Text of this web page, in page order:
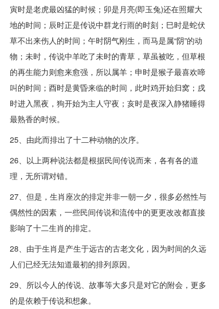
寅时是老虎最凶猛的时候；卯是月亮(即玉兔)还在照耀大
地的时间；辰时正是传说中群龙行雨的时刻；巳时是蛇伏
草不出来伤人的时间；午时阴气刚生，而马是属“阴”的动
物；未时，传说中羊吃了未时的青草，草虽被吃，但草根
的再生能力则愈来愈强，所以属羊；申时是猴子最喜欢啼
叫的时间；酉时是黄昏来临的时间，此时鸡开始归窝；戌
时进入黑夜，狗开始为主人守夜；亥时是夜深入静猪睡得
最熟香的时候。
25、由此而排出了十二种动物的次序。
26、以上两种说法都是根据民间传说而来，各有各的道
理，无所谓对错。
27、但是，生肖座次的排定并非一朝一夕，很多必然性与
偶然性的因素，一些民间传说和流传中的更更改改都直接
影响了十二生肖的排定。
28、由于生肖是产生于远古的古老文化，因为时间的久远
人们已经无法知道最初的排列原因。
29、所以今人的传说、故事等大多只是对它的附会，更多
的是依赖于传说和想象。